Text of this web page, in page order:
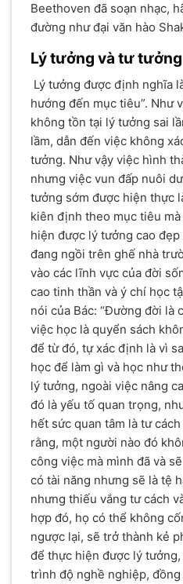
Beethoven đã soạn nhạc,
đường như đại văn hào
Lý tưởng và tư tưởng
Lý tưởng được định nghĩa
hướng đến mục tiêu”. Như
không tồn tại lý tưởng sai
lầm, dẫn đến việc không
tưởng. Như vậy việc hình
nhưng việc vun đấp nuôi
tưởng sớm được hiện thực
kiên định theo mục tiêu
hiện được lý tưởng cao
đang ngồi trên ghế nhà
vào các lĩnh vực của đời
cao tinh thần và ý chí học
nói của Bác: “Đường đời là
việc học là quyển sách
để từ đó, tự xác định là vì
học để làm gì và học như
lý tưởng, ngoài việc nâng
đó là yếu tố quan trọng,
hết sức quan tâm là tư
rằng, một người nào đó
công việc mà mình đã và
có tài năng nhưng sẽ là tệ
nhưng thiếu vắng tư cách
hợp đó, họ có thể không
ngược lại, sẽ trở thành kẻ
để thực hiện được lý
trình độ nghề nghiệp,